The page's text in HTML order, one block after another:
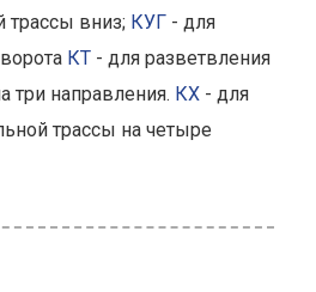
трассы вниз; КУГ - для
КТ - для разветвления
три направления. КХ - для
трассы на четыре